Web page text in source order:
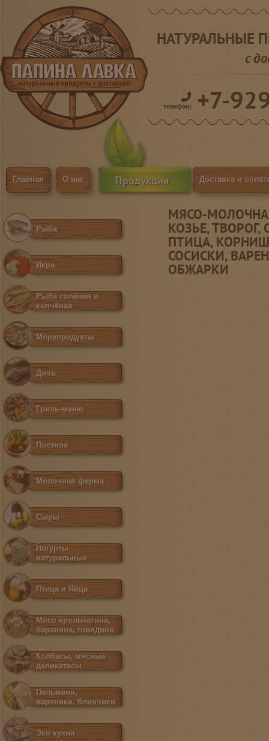
Главная О нас Продукция Доставка и
НАТУРАЛЬНЫЕ
с
телефон: +7-
МЯСО-
КОЗЬЕ,
ПТИЦА,
СОСИСКИ,
ОБЖАРКИ
Рыба
Икра
Рыба солёная и
копчёная
Морепродукты
Дичь
Гриль-меню
Постное
Молочная ферма
Сыры
Йогурты
натуральные
Птица и Яйца
Мясо крольчатина,
баранина, говядина
Колбасы, мясные
деликатесы
Пельмени,
вареники, блинчики
Эко кухня